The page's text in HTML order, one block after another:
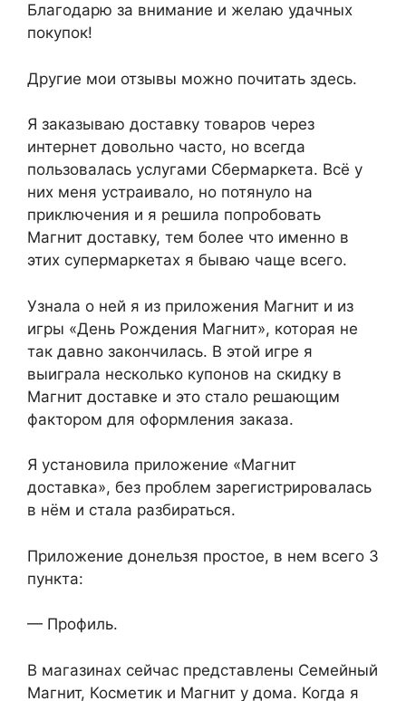
Благодарю за внимание и желаю удачных
покупок!
Другие мои отзывы можно почитать здесь.
Я заказываю доставку товаров через
интернет довольно часто, но всегда
пользовалась услугами Сбермаркета. Всё у
них меня устраивало, но потянуло на
приключения и я решила попробовать
Магнит доставку, тем более что именно в
этих супермаркетах я бываю чаще всего.
Узнала о ней я из приложения Магнит и из
игры «День Рождения Магнит», которая не
так давно закончилась. В этой игре я
выиграла несколько купонов на скидку в
Магнит доставке и это стало решающим
фактором для оформления заказа.
Я установила приложение «Магнит
доставка», без проблем зарегистрировалась
в нём и стала разбираться.
Приложение донельзя простое, в нем всего 3
пункта:
— Профиль.
В магазинах сейчас представлены Семейный
Магнит, Косметик и Магнит у дома. Когда я